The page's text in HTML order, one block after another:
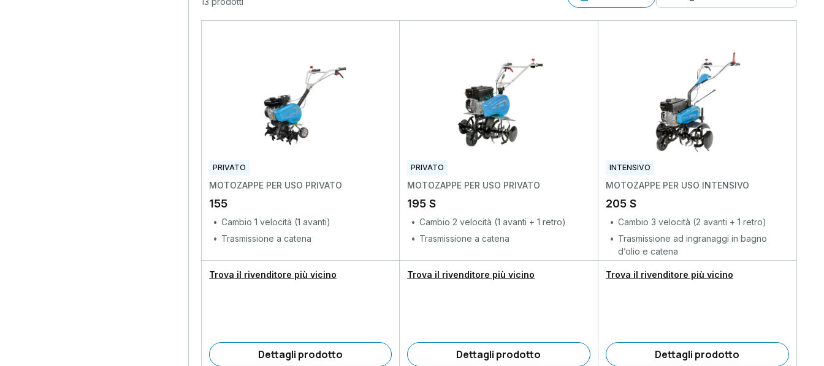
PRIVATO
MOTOZAPPE PER USO PRIVATO
155
Cambio 1 velocità (1 avanti)
Trasmissione a catena
Trova il rivenditore più vicino
Dettagli prodotto
PRIVATO
MOTOZAPPE PER USO PRIVATO
195 S
Cambio 2 velocità (1 avanti + 1 retro)
Trasmissione a catena
Trova il rivenditore più vicino
Dettagli prodotto
INTENSIVO
MOTOZAPPE PER USO INTENSIVO
205 S
Cambio 3 velocità (2 avanti + 1 retro)
Trasmissione ad ingranaggi in bagno
d’olio e catena
Trova il rivenditore più vicino
Dettagli prodotto